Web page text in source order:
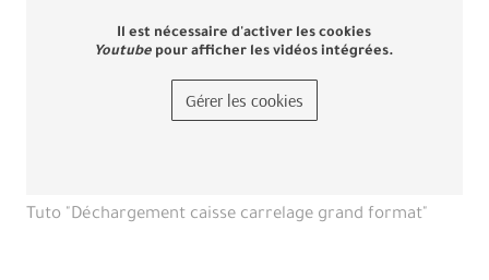
Il est nécessaire d'activer les cookies
Youtube pour afficher les vidéos intégrées.
Gérer les cookies
Tuto "Déchargement caisse carrelage grand format"